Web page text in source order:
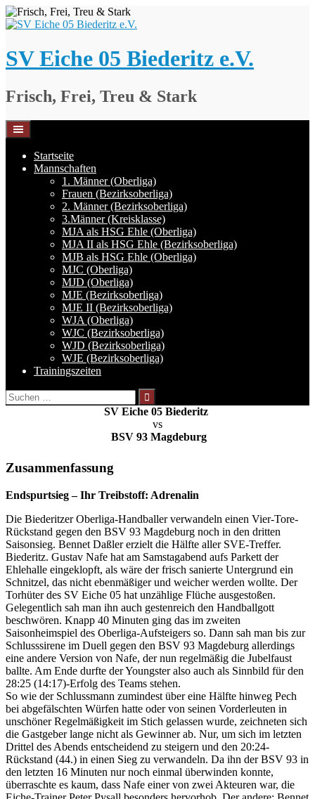
Springe
zum
SV Eiche 05 Biederitz e.V.
Frisch, Frei, Treu & Stark
Startseite
Mannschaften
1. Männer (Oberliga)
Frauen (Bezirksoberliga)
2. Männer (Bezirksoberliga)
3.Männer (Kreisklasse)
MJA als HSG Ehle (Oberliga)
MJA II als HSG Ehle (Bezirksoberliga)
MJB als HSG Ehle (Oberliga)
MJC (Oberliga)
MJD (Oberliga)
MJE (Bezirksoberliga)
MJE II (Bezirksoberliga)
WJA (Oberliga)
WJC (Bezirksoberliga)
WJD (Bezirksoberliga)
WJE (Bezirksoberliga)
Trainingszeiten
Suchen
nach:
SV Eiche 05 Biederitz
vs
BSV 93 Magdeburg
Zusammenfassung
Endspurtsieg – Ihr Treibstoff: Adrenalin
Die Biederitzer Oberliga-Handballer verwandeln einen Vier-Tore-
Rückstand gegen den BSV 93 Magdeburg noch in den dritten
Saisonsieg. Bennet Daßler erzielt die Hälfte aller SVE-Treffer.
Biederitz. Gustav Nafe hat am Samstagabend aufs Parkett der
Ehlehalle eingeklopft, als wäre der frisch sanierte Untergrund ein
Schnitzel, das nicht ebenmäßiger und weicher werden wollte. Der
Torhüter des SV Eiche 05 hat unzählige Flüche ausgestoßen.
Gelegentlich sah man ihn auch gestenreich den Handballgott
beschwören. Knapp 40 Minuten ging das im zweiten
Saisonheimspiel des Oberliga-Aufsteigers so. Dann sah man bis zur
Schlusssirene im Duell gegen den BSV 93 Magdeburg allerdings
eine andere Version von Nafe, der nun regelmäßig die Jubelfaust
ballte. Am Ende durfte der Youngster also auch als Sinnbild für den
28:25 (14:17)-Erfolg des Teams stehen.
So wie der Schlussmann zumindest über eine Hälfte hinweg Pech
bei abgefälschten Würfen hatte oder von seinen Vorderleuten in
unschöner Regelmäßigkeit im Stich gelassen wurde, zeichneten sich
die Gastgeber lange nicht als Gewinner ab. Nur, um sich im letzten
Drittel des Abends entscheidend zu steigern und den 20:24-
Rückstand (44.) in einen Sieg zu verwandeln. Da ihn der BSV 93 in
den letzten 16 Minuten nur noch einmal überwinden konnte,
überraschte es kaum, dass Nafe einer von zwei Akteuren war, die